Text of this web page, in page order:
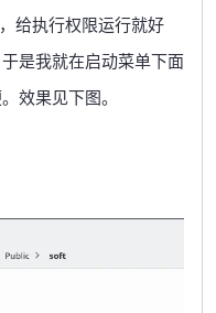
给执行权限运行就好
是我就在启动菜单下面
效果见下图。